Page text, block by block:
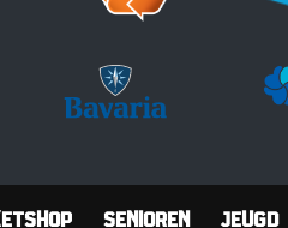
Senioren Jeugd